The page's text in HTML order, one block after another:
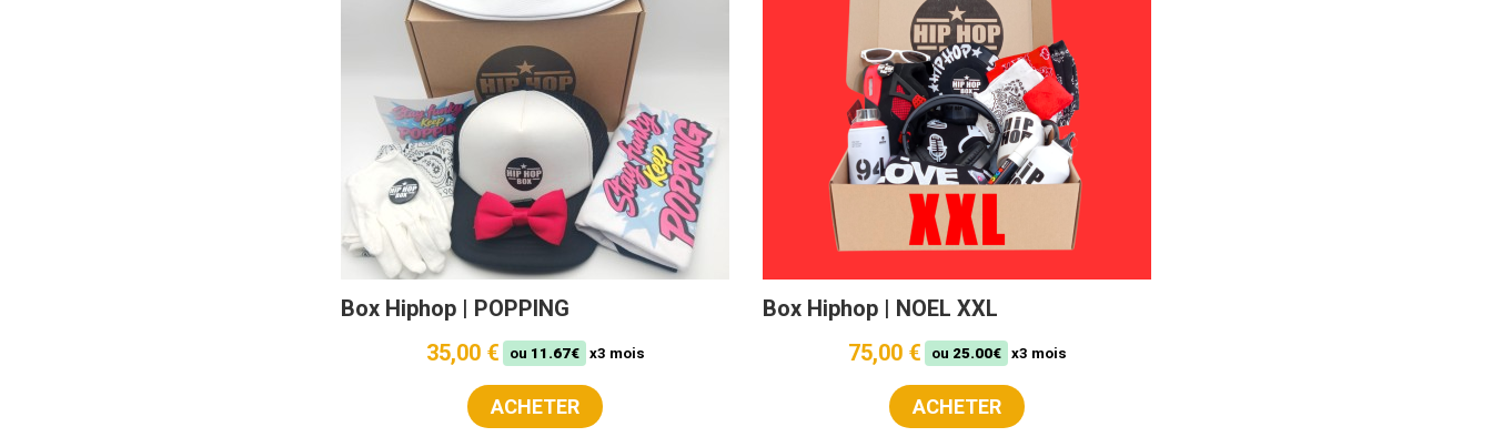
Box Hiphop | POPPING
35,00 €
ou 11.67€ x3 mois
ACHETER
Box Hiphop | NOEL XXL
75,00 €
ou 25.00€ x3 mois
ACHETER